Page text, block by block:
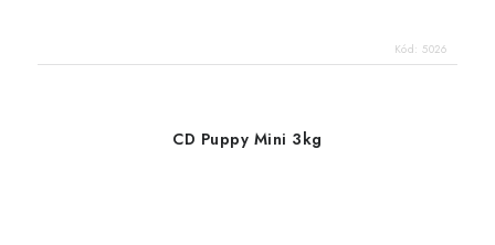
Kód: 5026
CD Puppy Mini 3kg